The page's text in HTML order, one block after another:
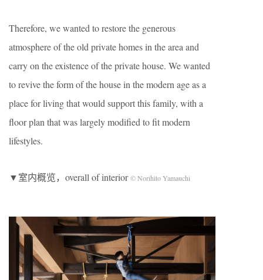
Therefore, we wanted to restore the generous
atmosphere of the old private homes in the area and
carry on the existence of the private house. We wanted
to revive the form of the house in the modern age as a
place for living that would support this family, with a
floor plan that was largely modified to fit modern
lifestyles.
▼室内概览，overall of interior© Norihito Yamauchi